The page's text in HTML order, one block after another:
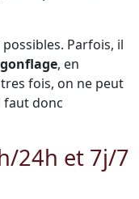
Parfois, il
, en
fois, on ne peut
faut donc
24h et 7j/7